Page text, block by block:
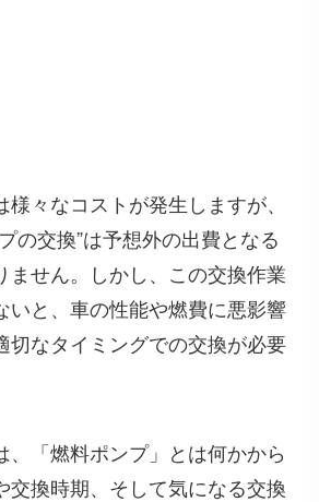
々なコストが発生しますが、
の交換”は予想外の出費となる
ません。しかし、この交換作業
いと、車の性能や燃費に悪影響
切なタイミングでの交換が必要
、「燃料ポンプ」とは何かから
交換時期、そして気になる交換